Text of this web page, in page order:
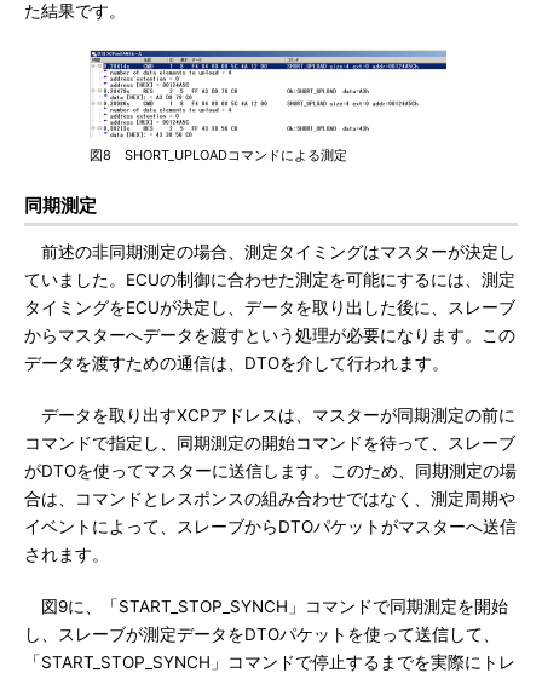
た結果です。
図8 SHORT_UPLOADコマンドによる測定
同期測定
前述の非同期測定の場合、測定タイミングはマスターが決定し
ていました。ECUの制御に合わせた測定を可能にするには、測定
タイミングをECUが決定し、データを取り出した後に、スレーブ
からマスターへデータを渡すという処理が必要になります。この
データを渡すための通信は、DTOを介して行われます。
データを取り出すXCPアドレスは、マスターが同期測定の前に
コマンドで指定し、同期測定の開始コマンドを待って、スレーブ
がDTOを使ってマスターに送信します。このため、同期測定の場
合は、コマンドとレスポンスの組み合わせではなく、測定周期や
イベントによって、スレーブからDTOパケットがマスターへ送信
されます。
図9に、「START_STOP_SYNCH」コマンドで同期測定を開始
し、スレーブが測定データをDTOパケットを使って送信して、
「START_STOP_SYNCH」コマンドで停止するまでを実際にトレ